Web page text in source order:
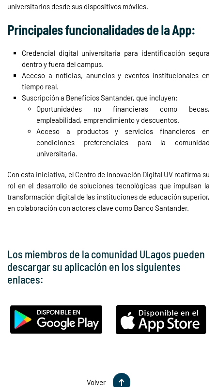
universitarios desde sus dispositivos móviles.
Principales funcionalidades de la App:
Credencial digital universitaria para identificación segura
dentro y fuera del campus.
Acceso a noticias, anuncios y eventos institucionales en
tiempo real.
Suscripción a Beneficios Santander, que incluyen:
Oportunidades no financieras como becas,
empleabilidad, emprendimiento y descuentos.
Acceso a productos y servicios financieros en
condiciones preferenciales para la comunidad
universitaria.
Con esta iniciativa, el Centro de Innovación Digital UV reafirma su
rol en el desarrollo de soluciones tecnológicas que impulsan la
transformación digital de las instituciones de educación superior,
en colaboración con actores clave como Banco Santander.
Los miembros de la comunidad ULagos pueden
descargar su aplicación en los siguientes
enlaces:
Volver